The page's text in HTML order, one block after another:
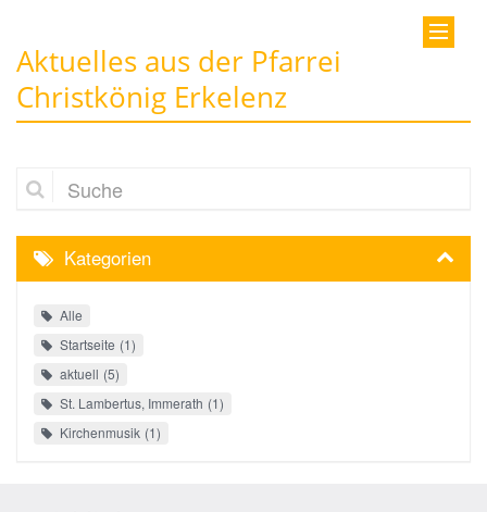
Aktuelles aus der Pfarrei
Christkönig Erkelenz
Suche
Kategorien
Alle
Startseite 1
aktuell 5
St. Lambertus, Immerath 1
Kirchenmusik 1